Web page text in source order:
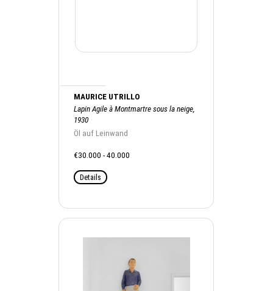
MAURICE UTRILLO
Lapin Agile à Montmartre sous la neige,
1930
Öl auf Leinwand
€30.000 - 40.000
Details